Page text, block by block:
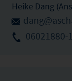
Heike Dang
06021880-